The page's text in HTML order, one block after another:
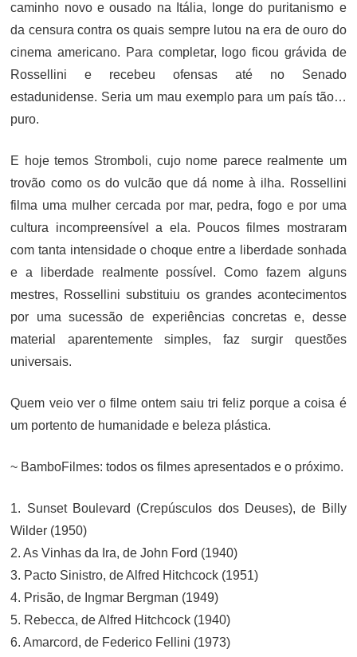
caminho novo e ousado na Itália, longe do puritanismo e
da censura contra os quais sempre lutou na era de ouro do
cinema americano. Para completar, logo ficou grávida de
Rossellini e recebeu ofensas até no Senado
estadunidense. Seria um mau exemplo para um país tão…
puro.
E hoje temos Stromboli, cujo nome parece realmente um
trovão como os do vulcão que dá nome à ilha. Rossellini
filma uma mulher cercada por mar, pedra, fogo e por uma
cultura incompreensível a ela. Poucos filmes mostraram
com tanta intensidade o choque entre a liberdade sonhada
e a liberdade realmente possível. Como fazem alguns
mestres, Rossellini substituiu os grandes acontecimentos
por uma sucessão de experiências concretas e, desse
material aparentemente simples, faz surgir questões
universais.
Quem veio ver o filme ontem saiu tri feliz porque a coisa é
um portento de humanidade e beleza plástica.
~ BamboFilmes: todos os filmes apresentados e o próximo.
1. Sunset Boulevard (Crepúsculos dos Deuses), de Billy
Wilder (1950)
2. As Vinhas da Ira, de John Ford (1940)
3. Pacto Sinistro, de Alfred Hitchcock (1951)
4. Prisão, de Ingmar Bergman (1949)
5. Rebecca, de Alfred Hitchcock (1940)
6. Amarcord, de Federico Fellini (1973)